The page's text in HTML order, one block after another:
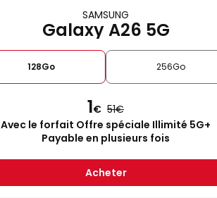
SAMSUNG
Galaxy A26 5G
128Go 256Go
1€ 51
Avec le forfait Offre spéciale Illimité 5G+
Payable en plusieurs fois
Acheter